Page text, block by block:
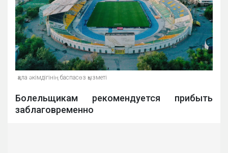
қала әкімдігінің баспасөз қызметі
Болельщикам рекомендуется прибыть
заблаговременно